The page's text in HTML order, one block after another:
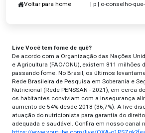
Voltar para home | p | o-conselho-
Live Você tem fome de quê?
De acordo com a Organização das Nações
e Agricultura (FAO/ONU), existem 811 milhões
passando fome. No Brasil, os últimos
Rede Brasileira de Pesquisa em Soberania e
Nutricional (Rede PENSSAN - 2021), em cerca
os habitantes conviviam com a insegurança
aumento de 54% desde 2018 (36,7%). A live
atuação do nutricionista para garantia do
adequada e saudável. Confira em nosso canal